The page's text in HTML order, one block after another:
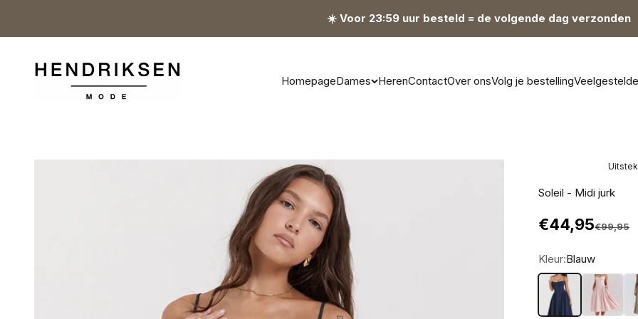
☀️ Voor 23:59 uur besteld = de volgende dag verzonden
HomepageDames HerenContactOver onsVolg je bestelling
Hendriksen Mode
Soleil - Midi jurk
€44,95Normale
€99,95
Kleur:Blauw
Blauw
Roze